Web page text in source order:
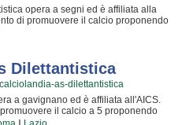
opera a segni ed è affiliata alla
di promuovere il calcio proponendo
Sportiva Dilettantistica è
generazioni di atleti,
crescita e di maturazione tipico degli
sono tra i più esperti e qualificati
a sviluppare il talento dei bambini
vogliono raggiungere livelli di
Sportiva Dilettantistica
nell'associazione, perché possa
ambiente amichevole e con un
Dilettantistica
as-dilettantistica
a gavignano ed è affiliata all'AICS.
il calcio a 5 proponendo
As Dilettantistica è radicata